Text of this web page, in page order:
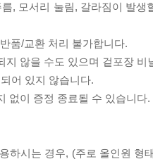
, 모서리 눌림, 갈라짐이 발
품/교환 처리 불가합니다.
지 않을 수도 있으며 겉포장 비
어 있지 않습니다.
없이 증정 종료될 수 있습니다.
하시는 경우, (주로 올인원